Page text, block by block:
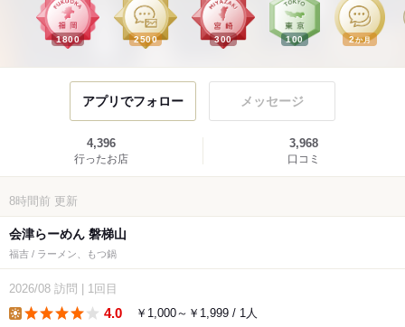
1800 2500 300 100 2か月
アプリでフォロー メッセージ
4,396
行ったお店
3,968
口コミ
8時間前 更新
会津らーめん 磐梯山
福吉 / ラーメン、もつ鍋
2026/08 訪問 1回目
4.0 ￥1,000～￥1,999 / 1人